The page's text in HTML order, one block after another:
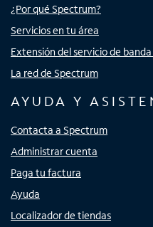
¿Por qué Spectrum?
Servicios en tu área
Extensión del servicio de
La red de Spectrum
AYUDA Y
Contacta a Spectrum
Administrar cuenta
Paga tu factura
Ayuda
Localizador de tiendas